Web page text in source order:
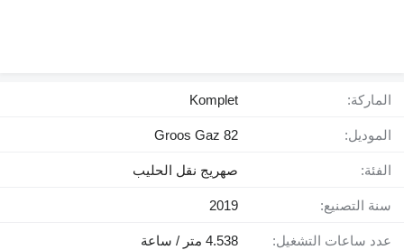
الماركة: Komplet
الموديل: Groos Gaz 82
الفئة: صهريج نقل الحليب
سنة التصنيع: 2019
عدد ساعات التشغيل: 4.538 متر / ساعة